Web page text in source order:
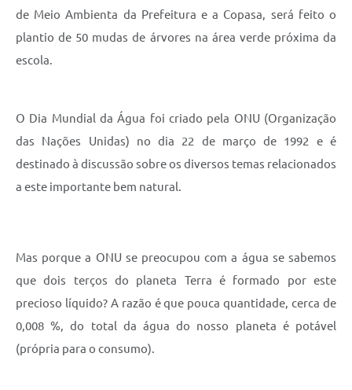
de Meio Ambienta da Prefeitura e a Copasa, será feito o
plantio de 50 mudas de árvores na área verde próxima da
escola.
O Dia Mundial da Água foi criado pela ONU (Organização
das Nações Unidas) no dia 22 de março de 1992 e é
destinado à discussão sobre os diversos temas relacionados
a este importante bem natural.
Mas porque a ONU se preocupou com a água se sabemos
que dois terços do planeta Terra é formado por este
precioso líquido? A razão é que pouca quantidade, cerca de
0,008 %, do total da água do nosso planeta é potável
(própria para o consumo).